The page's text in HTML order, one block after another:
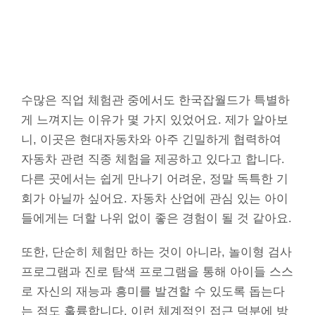
수많은 직업 체험관 중에서도 한국잡월드가 특별하
게 느껴지는 이유가 몇 가지 있었어요. 제가 알아보
니, 이곳은 현대자동차와 아주 긴밀하게 협력하여
자동차 관련 직종 체험을 제공하고 있다고 합니다.
다른 곳에서는 쉽게 만나기 어려운, 정말 독특한 기
회가 아닐까 싶어요. 자동차 산업에 관심 있는 아이
들에게는 더할 나위 없이 좋은 경험이 될 것 같아요.
또한, 단순히 체험만 하는 것이 아니라, 놀이형 검사
프로그램과 진로 탐색 프로그램을 통해 아이들 스스
로 자신의 재능과 흥미를 발견할 수 있도록 돕는다
는 점도 훌륭합니다. 이런 체계적인 접근 덕분에 방